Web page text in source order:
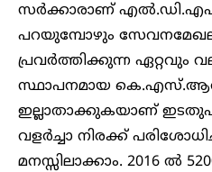
സർക്കാരാണ്
പറയുമ്പോഴും
പ്രവ‍ർത്തിക്കുന്ന ഏറ്റവും
സ്ഥാപനമായ
ഇല്ലാതാക്കുകയാണ്
വള‍ർച്ചാ നിരക്ക്
മനസ്സിലാക്കാം. 2016 ൽ